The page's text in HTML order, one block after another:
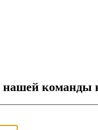
нашей